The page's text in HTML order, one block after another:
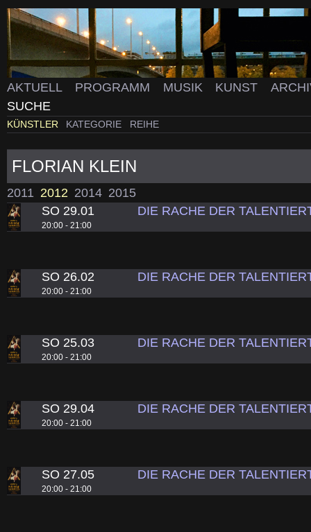
AKTUELL PROGRAMM MUSIK KUNST
SUCHE
KÜNSTLER KATEGORIE REIHE
FLORIAN KLEIN
2011 2012 2014 2015
SO 29.01
20:00 - 21:00
DIE RACHE DER
SO 26.02
20:00 - 21:00
DIE RACHE DER
SO 25.03
20:00 - 21:00
DIE RACHE DER
SO 29.04
20:00 - 21:00
DIE RACHE DER
SO 27.05
20:00 - 21:00
DIE RACHE DER